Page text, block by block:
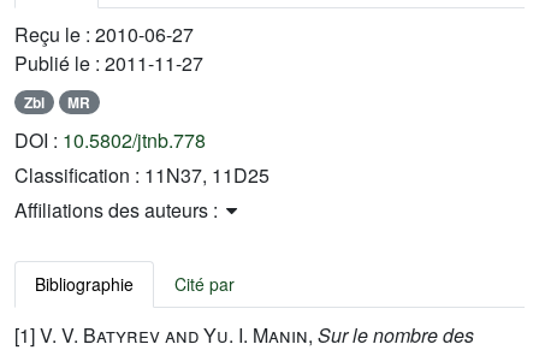
Reçu le : 2010-06-27
Publié le : 2011-11-27
Zbl MR
DOI : 10.5802/jtnb.778
Classification : 11N37, 11D25
Affiliations des auteurs :
Bibliographie Cité par
[1]V. V. Batyrev and Yu. I. Manin, Sur le nombre des